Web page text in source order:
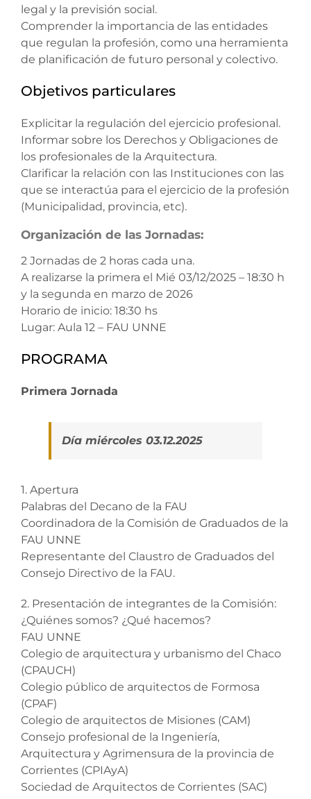
legal y la previsión social.
Comprender la importancia de las entidades
que regulan la profesión, como una herramienta
de planificación de futuro personal y colectivo.
Objetivos particulares
Explicitar la regulación del ejercicio profesional.
Informar sobre los Derechos y Obligaciones de
los profesionales de la Arquitectura.
Clarificar la relación con las Instituciones con las
que se interactúa para el ejercicio de la profesión
(Municipalidad, provincia, etc).
Organización de las Jornadas:
2 Jornadas de 2 horas cada una.
A realizarse la primera el Mié 03/12/2025 – 18:30 h
y la segunda en marzo de 2026
Horario de inicio: 18:30 hs
Lugar: Aula 12 – FAU UNNE
PROGRAMA
Primera Jornada
Día miércoles 03.12.2025
1. Apertura
Palabras del Decano de la FAU
Coordinadora de la Comisión de Graduados de la
FAU UNNE
Representante del Claustro de Graduados del
Consejo Directivo de la FAU.
2. Presentación de integrantes de la Comisión:
¿Quiénes somos? ¿Qué hacemos?
FAU UNNE
Colegio de arquitectura y urbanismo del Chaco
(CPAUCH)
Colegio público de arquitectos de Formosa
(CPAF)
Colegio de arquitectos de Misiones (CAM)
Consejo profesional de la Ingeniería,
Arquitectura y Agrimensura de la provincia de
Corrientes (CPIAyA)
Sociedad de Arquitectos de Corrientes (SAC)